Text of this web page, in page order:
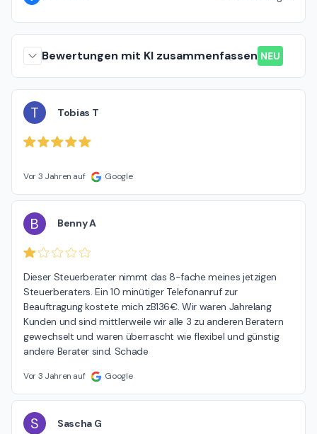
Bewertungen mit KI zusammenfassen NEU
T Tobias T
Vor 3 Jahren auf Google
B Benny A
Dieser Steuerberater nimmt das 8-fache meines jetzigen
Steuerberaters. Ein 10 minütiger Telefonanruf zur
Beauftragung kostete mich zB136€. Wir waren Jahrelang
Kunden und sind mittlerweile wir alle 3 zu anderen Beratern
gewechselt und waren überrascht wie flexibel und günstig
andere Berater sind. Schade
Vor 3 Jahren auf Google
S Sascha G